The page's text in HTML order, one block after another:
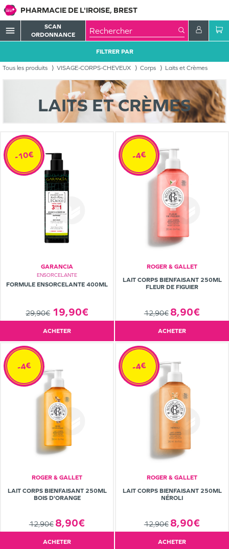
PHARMACIE DE L'IROISE, BREST
menu
SCAN
ORDONNANCE
Tous les produits VISAGE-CORPS-CHEVEUX Corps Laits et Crèmes
FILTRER PAR
LAITS ET CRÈMES
GARANCIA
ENSORCELANTE
FORMULE ENSORCELANTE 400ML
29,90€ 19,90€
-10€
ACHETER
ROGER & GALLET
LAIT CORPS BIENFAISANT 250ML
FLEUR DE FIGUIER
12,90€ 8,90€
-4€
ACHETER
ROGER & GALLET
LAIT CORPS BIENFAISANT 250ML
BOIS D'ORANGE
12,90€ 8,90€
-4€
ACHETER
ROGER & GALLET
LAIT CORPS BIENFAISANT 250ML
NÉROLI
12,90€ 8,90€
-4€
ACHETER